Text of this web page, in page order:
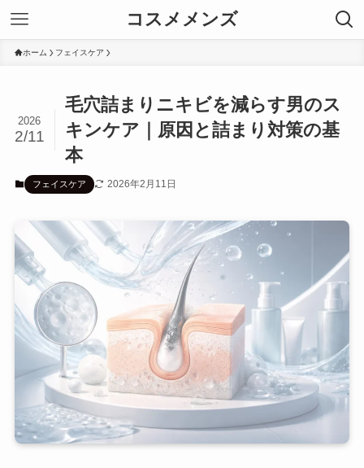
コスメメンズ
ホーム フェイスケア
毛穴詰まりニキビを減らす男のス
キンケア｜原因と詰まり対策の基
本
2026
2/11
フェイスケア 2026年2月11日